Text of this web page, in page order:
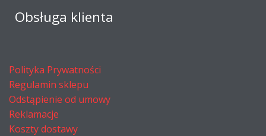
Obsługa klienta
Polityka Prywatności
Regulamin sklepu
Odstąpienie od umowy
Reklamacje
Koszty dostawy